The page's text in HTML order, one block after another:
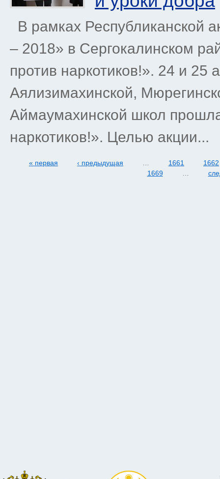
В рамках Республиканской
– 2018» в Сергокалинском
против наркотиков!». 24 и
Аялизимахинской,
Аймаумахинской школ
наркотиков!». Целью акции...
« первая ‹ предыдущая 1661
1662
1669